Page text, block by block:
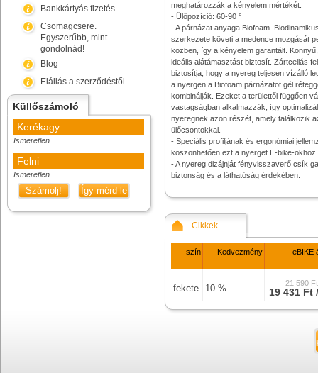
Bankkártyás fizetés
Csomagcsere.
Egyszerűbb, mint
gondolnád!
Blog
Elállás a szerződéstől
Küllőszámoló
Kerékagy
Ismeretlen
Felni
Ismeretlen
Számolj! Így mérd le
meghatározzák a kényelem mértékét:
- Ülőpozíció: 60-90 °
- A párnázat anyaga Biofoam.
szerkezete követi a medence mozgását
közben, így a kényelem garantált.
ideális alátámasztást biztosít. Zártcellás
biztosítja, hogy a nyereg teljesen vízálló
a nyergen a Biofoam párnázatot gél
kombinálják. Ezeket a területtől függően
vastagságban alkalmazzák, így
nyeregnek azon részét, amely találkozik
ülőcsontokkal.
- Speciális profiljának és ergonómiai
köszönhetően ezt a nyerget E-bike-okhoz
- A nyereg dizájnját fényvisszaverő csík
biztonság és a láthatóság érdekében.
Cikkek
szín Kedvezmény eBIKE
fekete 10 % 21 590 Ft
19 431 Ft